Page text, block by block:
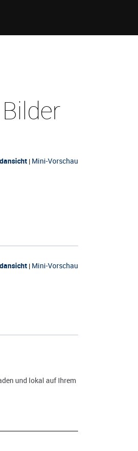
| Mini-Vorschau
| Mini-Vorschau
und lokal auf Ihrem